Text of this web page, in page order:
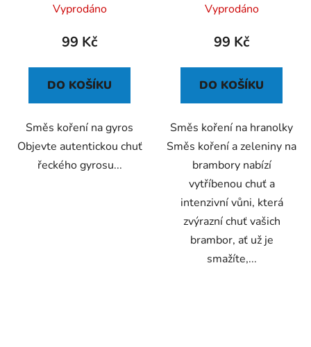
Vyprodáno
99 Kč
DO KOŠÍKU
Směs koření na gyros
Objevte autentickou chuť
řeckého gyrosu...
Vyprodáno
99 Kč
DO KOŠÍKU
Směs koření na hranolky
Směs koření a zeleniny na
brambory nabízí
vytříbenou chuť a
intenzivní vůni, která
zvýrazní chuť vašich
brambor, ať už je
smažíte,...